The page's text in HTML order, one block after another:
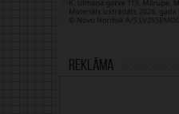
Reklāma